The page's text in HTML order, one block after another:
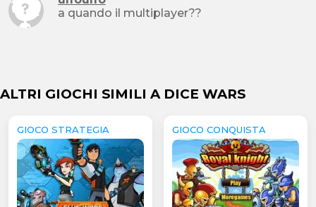
a quando il multiplayer??
ALTRI GIOCHI SIMILI A DICE WARS
GIOCO STRATEGIA GIOCO CONQUISTA